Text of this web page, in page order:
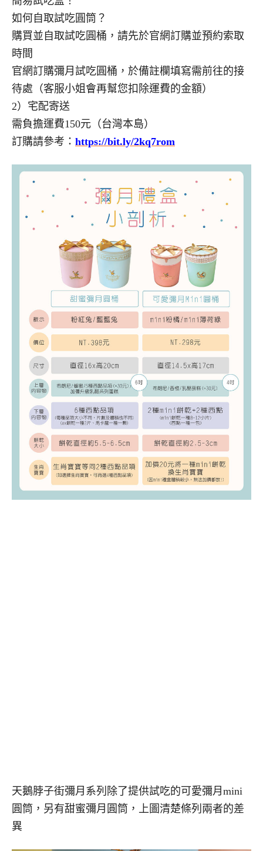
如何自取試吃圓筒？
購買並自取試吃圓桶，請先於官網訂購並預約索取
時間
官網訂購彌月試吃圓桶，於備註欄填寫需前往的接
待處（客服小姐會再幫您扣除運費的金額）
2）宅配寄送
需負擔運費150元（台灣本島）
訂購請參考： https://bit.ly/2kq7rom
天鵝脖子街彌月系列除了提供試吃的可愛彌月mini
圓筒，另有甜蜜彌月圓筒，上圖清楚條列兩者的差
異